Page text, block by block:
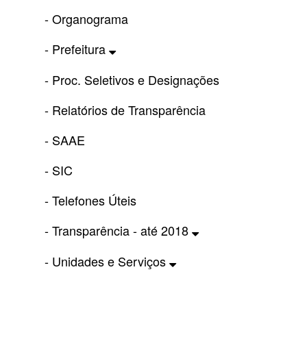
- Organograma
- Prefeitura
- Proc. Seletivos e Designações
- Relatórios de Transparência
- SAAE
- SIC
- Telefones Úteis
- Transparência - até 2018
- Unidades e Serviços